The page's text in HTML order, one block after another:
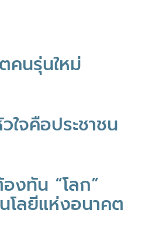
นรุ่นใหม่
ใจคือประชาชน
งทัน “โลก”
นโลยีแห่งอนาคต